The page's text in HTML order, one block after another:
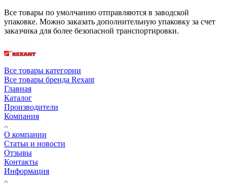
Все товары по умолчанию отправляются в заводской
упаковке. Можно заказать дополнительную упаковку за счет
заказчика для более безопасной транспортировки.
Все товары категории
Все товары бренда Rexant
Главная
Каталог
Производители
Компания
О компании
Статьи и новости
Отзывы
Контакты
Информация